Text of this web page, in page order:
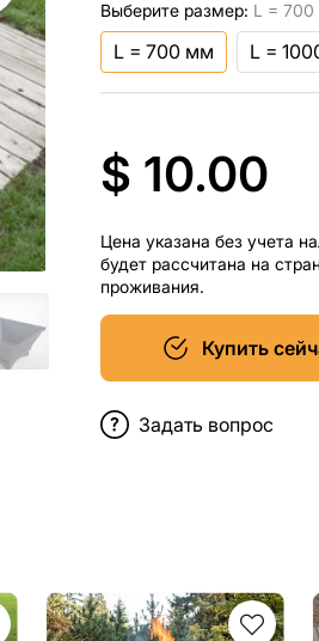
Выберите размер: L =
L = 700 мм L =
$ 10.00
Цена указана без учета
будет рассчитана на
проживания.
Купить
Задать вопрос